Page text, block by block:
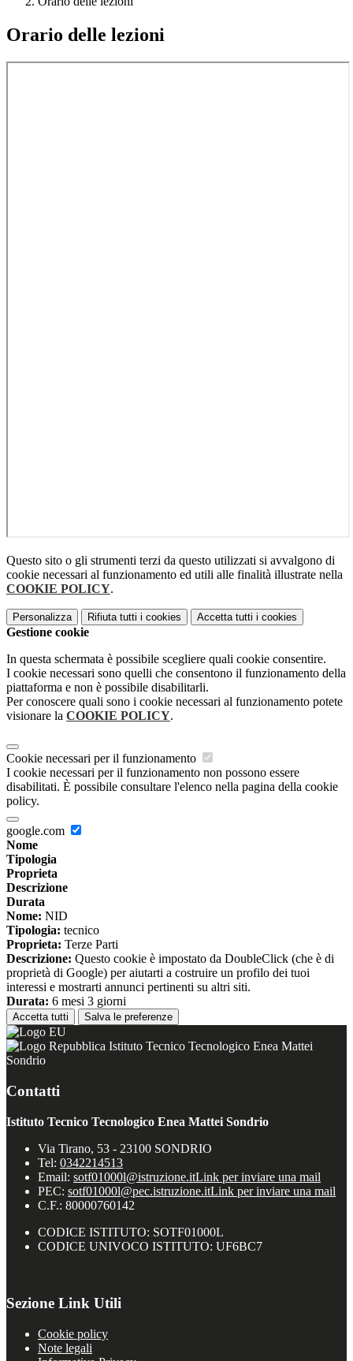
Orario delle lezioni
Questo sito o gli strumenti terzi da questo utilizzati si avvalgono di
cookie necessari al funzionamento ed utili alle finalità illustrate nella
COOKIE POLICY.
Personalizza Rifiuta tutti i cookies Accetta tutti i cookies
Gestione cookie
In questa schermata è possibile scegliere quali cookie consentire.
I cookie necessari sono quelli che consentono il funzionamento della
piattaforma e non è possibile disabilitarli.
Per conoscere quali sono i cookie necessari al funzionamento potete
visionare la COOKIE POLICY.
Cookie necessari per il funzionamento
I cookie necessari per il funzionamento non possono essere
disabilitati. È possibile consultare l'elenco nella pagina della cookie
policy.
google.com
Nome
Tipologia
Proprieta
Descrizione
Durata
Nome: NID
Tipologia: tecnico
Proprieta: Terze Parti
Descrizione: Questo cookie è impostato da DoubleClick (che è di
proprietà di Google) per aiutarti a costruire un profilo dei tuoi
interessi e mostrarti annunci pertinenti su altri siti.
Durata: 6 mesi 3 giorni
Accetta tutti Salva le preferenze
Istituto Tecnico Tecnologico Enea Mattei
Sondrio
Contatti
Istituto Tecnico Tecnologico Enea Mattei Sondrio
Via Tirano, 53 - 23100 SONDRIO
Tel: 0342214513
Email: sotf01000l@istruzione.itLink per inviare una mail
PEC: sotf01000l@pec.istruzione.itLink per inviare una mail
C.F.: 80000760142
CODICE ISTITUTO: SOTF01000L
CODICE UNIVOCO ISTITUTO: UF6BC7
Sezione Link Utili
Cookie policy
Note legali